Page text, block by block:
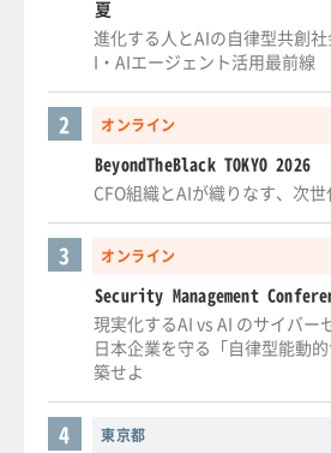
夏
進化する人とAIの自律型共創
I・AIエージェント活用最前線
オンライン
2
BeyondTheBlack TOKYO 2026
CFO組織とAIが織りなす、次
オンライン
3
Security Management
現実化するAI vs AI のサイバー
日本企業を守る「自律型能動
築せよ
東京都
4